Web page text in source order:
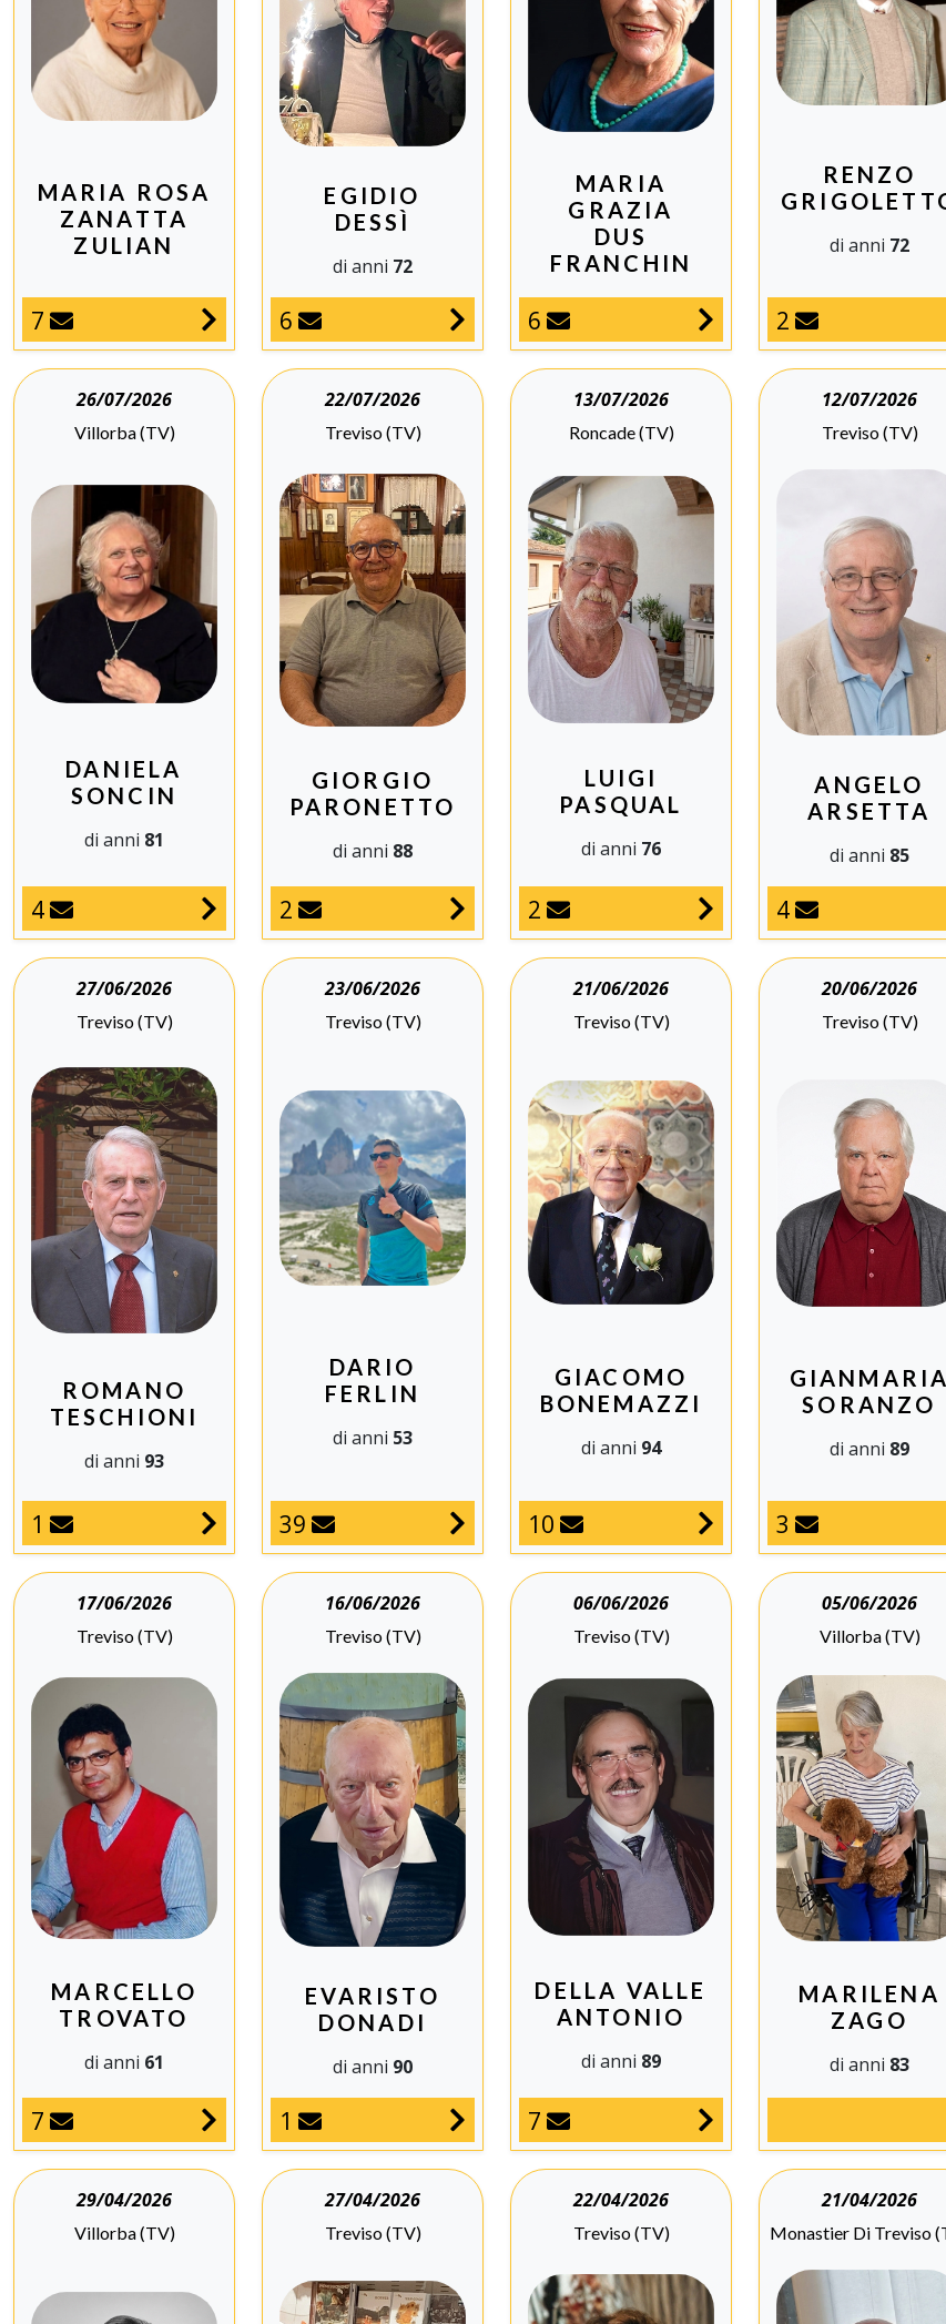
MARIA ROSA
ZANATTA
ZULIAN
7
EGIDIO
DESSÌ
di anni 72
6
MARIA
GRAZIA
DUS
FRANCHIN
6
RENZO
di anni 72
2
26/07/2026
Villorba (TV)
DANIELA
SONCIN
di anni 81
4
22/07/2026
Treviso (TV)
GIORGIO
PARONETTO
di anni 88
2
13/07/2026
Roncade (TV)
LUIGI
PASQUAL
di anni 76
2
12/07/2026
Treviso (TV)
ANGELO
ARSETTA
di anni 85
4
27/06/2026
Treviso (TV)
ROMANO
TESCHIONI
di anni 93
1
23/06/2026
Treviso (TV)
DARIO
FERLIN
di anni 53
39
21/06/2026
Treviso (TV)
GIACOMO
BONEMAZZI
di anni 94
10
20/06/2026
Treviso (TV)
GIANMARIA
SORANZO
di anni 89
3
17/06/2026
Treviso (TV)
MARCELLO
TROVATO
di anni 61
7
16/06/2026
Treviso (TV)
EVARISTO
DONADI
di anni 90
1
06/06/2026
Treviso (TV)
DELLA VALLE
ANTONIO
di anni 89
7
05/06/2026
Villorba (TV)
MARILENA
ZAGO
di anni 83
29/04/2026
Villorba (TV)
27/04/2026
Treviso (TV)
22/04/2026
Treviso (TV)
21/04/2026
Monastier Di Treviso